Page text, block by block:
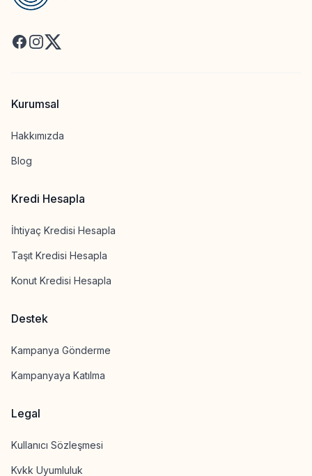
Facebook
Instagram
X
Kurumsal
Hakkımızda
Blog
Kredi Hesapla
İhtiyaç Kredisi Hesapla
Taşıt Kredisi Hesapla
Konut Kredisi Hesapla
Destek
Kampanya Gönderme
Kampanyaya Katılma
Legal
Kullanıcı Sözleşmesi
Kvkk Uyumluluk